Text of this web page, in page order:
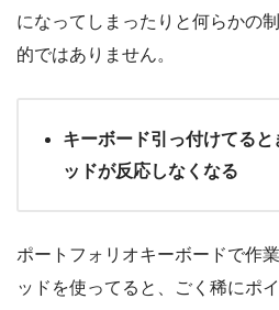
になってしまったりと何らかの
的ではありません。
キーボード引っ付けてる
ッドが反応しなくなる
ポートフォリオキーボードで作
ッドを使ってると、ごく稀にポ